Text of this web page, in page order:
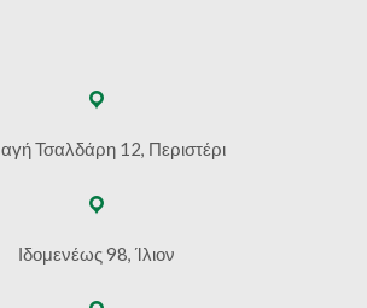
Τσαλδάρη 12, Περιστέρι
Ιδομενέως 98, Ίλιον